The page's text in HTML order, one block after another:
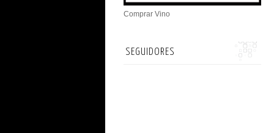
Comprar Vino
SEGUIDORES